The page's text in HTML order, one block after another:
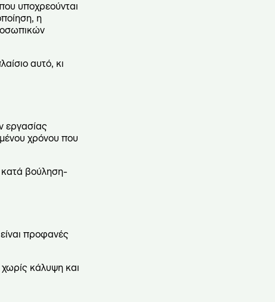
υποχρεούνται
η
αυτό, κι
εργασίας
χρόνου που
κατά βούληση-
προφανές
κάλυψη και